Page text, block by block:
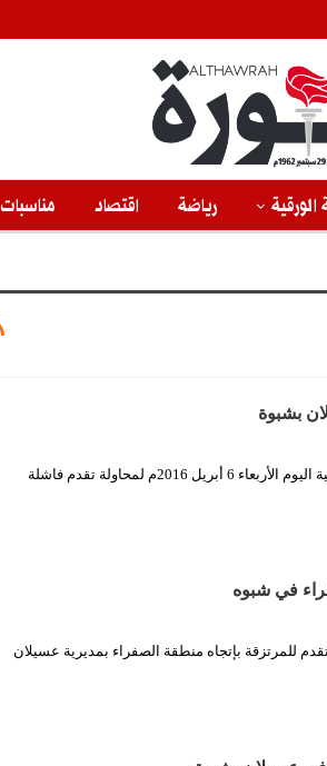
رياضة اقتصاد مناسبات
بشبوة
الثورة نت/ تصدت وحدات من أبطال الجيش واللجان الشعبية اليوم الأربعاء 6 أبريل 2016م لمحاولة تقدم فاشلة
في شبوه
للمرتزقة بإتجاه منطقة الصفراء بمديرية عسيلان